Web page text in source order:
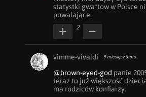
statystki gwa*tow w Polsce
powalające.
2
vimme-vivaldi 9 miesięcy temu
@brown-eyed-god panie
teraz to już większość
ma rodziców konfiarzy.